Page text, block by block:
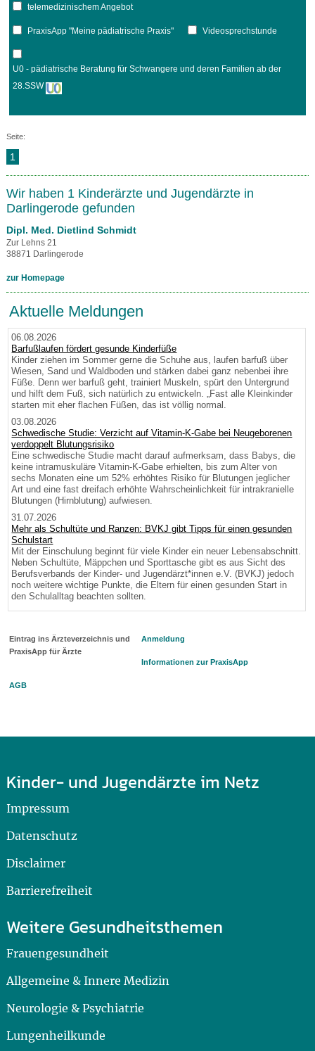
telemedizinischem Angebot
PraxisApp "Meine pädiatrische Praxis" Videosprechstunde
U0 - pädiatrische Beratung für Schwangere und deren Familien ab der
28.SSW
Seite:
1
Wir haben 1 Kinderärzte und Jugendärzte in
Darlingerode gefunden
Dipl. Med. Dietlind Schmidt
Zur Lehns 21
38871 Darlingerode
zur Homepage
Aktuelle Meldungen
06.08.2026
Barfußlaufen fördert gesunde Kinderfüße
Kinder ziehen im Sommer gerne die Schuhe aus, laufen barfuß über
Wiesen, Sand und Waldboden und stärken dabei ganz nebenbei ihre
Füße. Denn wer barfuß geht, trainiert Muskeln, spürt den Untergrund
und hilft dem Fuß, sich natürlich zu entwickeln. „Fast alle Kleinkinder
starten mit eher flachen Füßen, das ist völlig normal.
03.08.2026
Schwedische Studie: Verzicht auf Vitamin-K-Gabe bei Neugeborenen
verdoppelt Blutungsrisiko
Eine schwedische Studie macht darauf aufmerksam, dass Babys, die
keine intramuskuläre Vitamin-K-Gabe erhielten, bis zum Alter von
sechs Monaten eine um 52% erhöhtes Risiko für Blutungen jeglicher
Art und eine fast dreifach erhöhte Wahrscheinlichkeit für intrakranielle
Blutungen (Hirnblutung) aufwiesen.
31.07.2026
Mehr als Schultüte und Ranzen: BVKJ gibt Tipps für einen gesunden
Schulstart
Mit der Einschulung beginnt für viele Kinder ein neuer Lebensabschnitt.
Neben Schultüte, Mäppchen und Sporttasche gibt es aus Sicht des
Berufsverbands der Kinder- und Jugendärzt*innen e.V. (BVKJ) jedoch
noch weitere wichtige Punkte, die Eltern für einen gesunden Start in
den Schulalltag beachten sollten.
Eintrag ins Ärzteverzeichnis und
PraxisApp für Ärzte
Anmeldung
Informationen zur PraxisApp
AGB
Kinder- und Jugendärzte im Netz
Impressum
Datenschutz
Disclaimer
Barrierefreiheit
Weitere Gesundheitsthemen
Frauengesundheit
Allgemeine & Innere Medizin
Neurologie & Psychiatrie
Lungenheilkunde